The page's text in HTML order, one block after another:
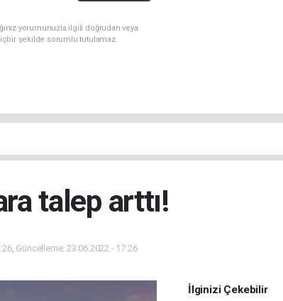
yorumunuzla ilgili doğrudan veya
şekilde sorumlu tutulamaz.
talep arttı!
Güncelleme: 23.06.2022 - 17:26
İlginizi Çekebilir